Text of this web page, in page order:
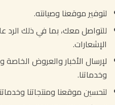
لتوفير موقعنا وصيانته.
للتواصل معك، بما في ذلك الرد
الإشعارات.
لإرسال الأخبار والعروض
وخدماتنا.
لتحسين موقعنا ومنتجاتنا